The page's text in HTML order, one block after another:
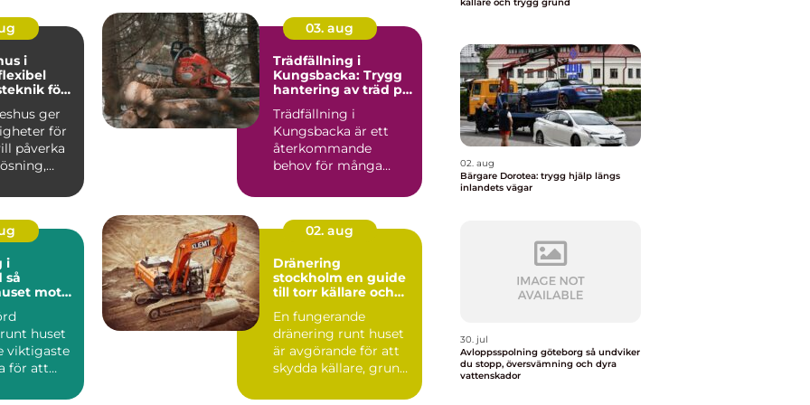
i
för
ger
för
påverka
03. aug
Trädfällning i
Kungsbacka: Trygg
hantering av träd på
Trädfällning i
Kungsbacka är ett
återkommande
behov för många
i
mot
huset
viktigaste
för att
02. aug
Dränering
stockholm en guide
till torr källare och
En fungerande
dränering runt huset
är avgörande för att
skydda källare, grund
02. aug
Bärgare Dorotea: trygg hjälp längs
inlandets vägar
30. jul
Avloppsspolning göteborg så undviker
du stopp, översvämning och dyra
vattenskador